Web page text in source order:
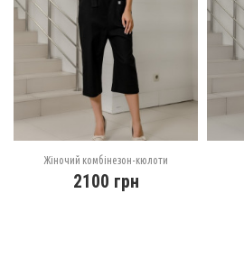
Жіночий комбінезон-кюлоти
2100 грн